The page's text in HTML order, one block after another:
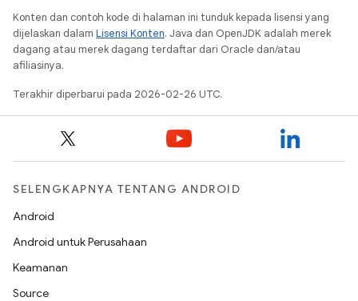
Konten dan contoh kode di halaman ini tunduk kepada lisensi yang
dijelaskan dalam Lisensi Konten. Java dan OpenJDK adalah merek
dagang atau merek dagang terdaftar dari Oracle dan/atau
afiliasinya.
Terakhir diperbarui pada 2026-02-26 UTC.
SELENGKAPNYA TENTANG ANDROID
Android
Android untuk Perusahaan
Keamanan
Source